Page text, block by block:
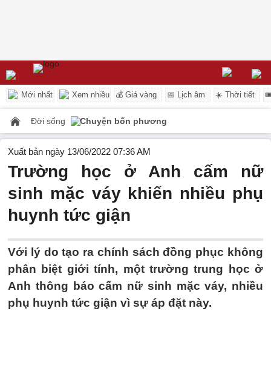
Mới nhất Xem nhiều 💰 Giá vàng 📅 Lịch âm ☀️ Thời tiết
Đời sống Chuyện bốn phương
Xuất bản ngày 13/06/2022 07:36 AM
Trường học ở Anh cấm nữ
sinh mặc váy khiến nhiều phụ
huynh tức giận
Với lý do tạo ra chính sách đồng phục không
phân biệt giới tính, một trường trung học ở
Anh thông báo cấm nữ sinh mặc váy, nhiều
phụ huynh tức giận vì sự áp đặt này.